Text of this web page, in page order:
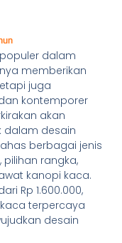
dalam
memberikan
juga
kontemporer
akan
dalam desain
berbagai jenis
rangka,
kanopi kaca.
Rp 1.600.000,
terpercaya
desain